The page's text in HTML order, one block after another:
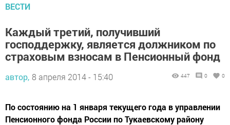
ВЕСТИ
Каждый третий, получивший
господдержку, является должником по
страховым взносам в Пенсионный фонд
автор, 8 апреля 2014 - 15:40 447 0 0
По состоянию на 1 января текущего года в управлении
Пенсионного фонда России по Тукаевскому району